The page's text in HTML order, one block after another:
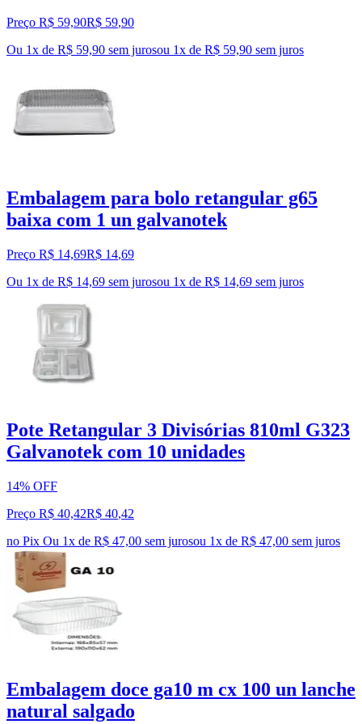
Preço R$ 59,90R$ 59,90
Ou 1x de R$ 59,90 sem jurosou 1x de R$ 59,90 sem juros
Embalagem para bolo retangular g65
baixa com 1 un galvanotek
Preço R$ 14,69R$ 14,69
Ou 1x de R$ 14,69 sem jurosou 1x de R$ 14,69 sem juros
Pote Retangular 3 Divisórias 810ml G323
Galvanotek com 10 unidades
14% OFF
Preço R$ 40,42R$ 40,42
no Pix Ou 1x de R$ 47,00 sem jurosou 1x de R$ 47,00 sem juros
Embalagem doce ga10 m cx 100 un lanche
natural salgado